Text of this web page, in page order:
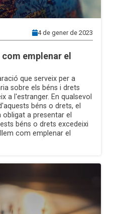
4 de gener de 2023
emplenar el
que serveix per a
sobre els béns i drets
a l'estranger. En qualsevol
béns o drets, el
a presentar el
béns o drets excedeixi
com emplenar el